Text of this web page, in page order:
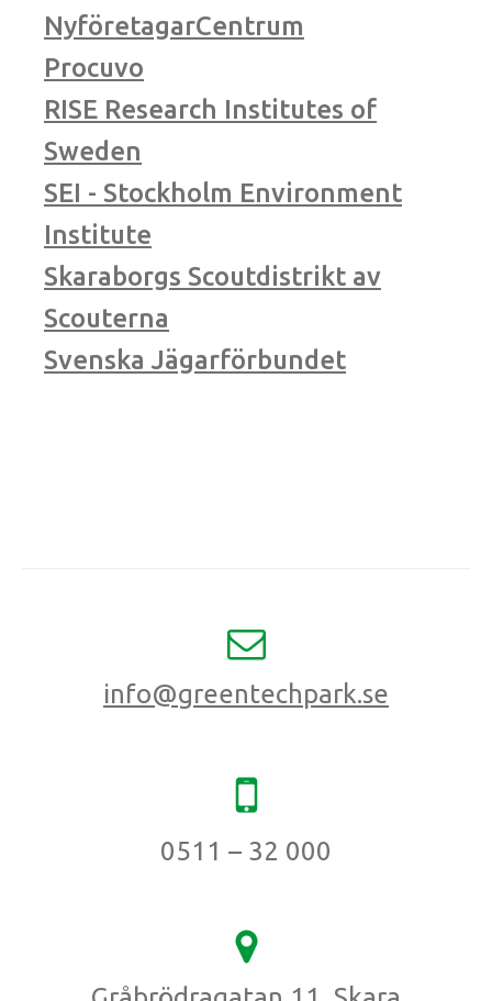
NyföretagarCentrum
Procuvo
RISE Research Institutes of
Sweden
SEI - Stockholm Environment
Institute
Skaraborgs Scoutdistrikt av
Scouterna
Svenska Jägarförbundet
info@greentechpark.se
0511 – 32 000